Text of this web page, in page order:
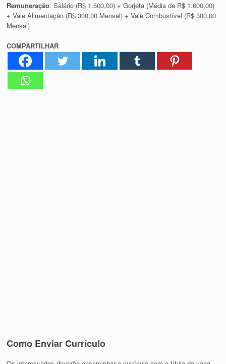
Remuneração: Salário (R$ 1.500,00) + Gorjeta (Média de R$ 1.600,00)
+ Vale Alimentação (R$ 300,00 Mensal) + Vale Combustível (R$ 300,00
Mensal)
COMPARTILHAR
Como Enviar Currículo